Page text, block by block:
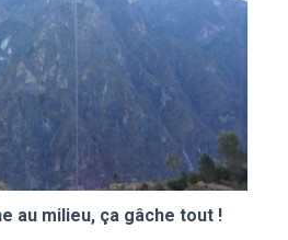
au milieu, ça gâche tout !